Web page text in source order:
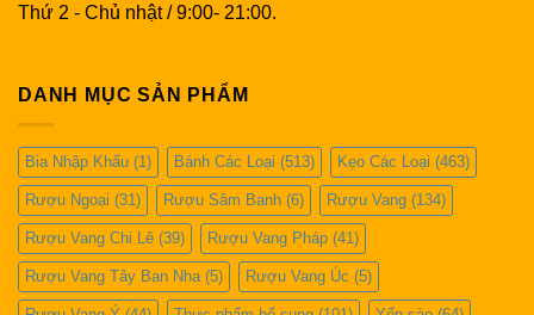
Thứ 2 - Chủ nhật / 9:00- 21:00.
DANH MỤC SẢN PHẨM
Bia Nhập Khẩu (1) Bánh Các Loại (513) Kẹo Các Loại (463)
Rượu Ngoại (31) Rượu Sâm Banh (6) Rượu Vang (134)
Rượu Vang Chi Lê (39) Rượu Vang Pháp (41)
Rượu Vang Tây Ban Nha (5) Rượu Vang Úc (5)